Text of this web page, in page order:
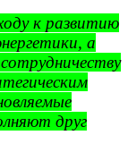
к развитию
а
друг